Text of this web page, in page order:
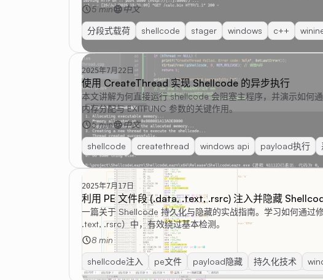
5 min
中文
分段式载荷 shellcode stager windows c++
2025年7月22日
使用 CreateThread 实现 Shellcode 的异步执行
本文讲解为何直接运行 shellcode 会阻塞主程序，并演示如何
内存分配与 EXITFUNC 参数的关键作用。
5 min
中文
shellcode createthread windows api payload执行
2025年7月17日
利用 PE 文件段 (.data, .text, .rsrc) 注入并隐藏
一篇关于 Shellcode 持久化与隐藏的实战指南。学习如何通
.text, .rsrc）中，有效绕过基本检测。
8 min
shellcode注入 pe文件 payload隐藏 持久化技术